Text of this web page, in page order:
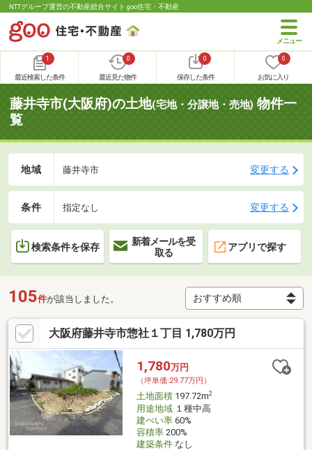
NTTグループ運営の不動産総合サイト goo住宅・不動産
1
最近検索した条件
0
最近見た物件
0
保存した条件
0
お気に入り
藤井寺市(大阪府)の土地(宅地・分譲地・売地) 物件一
覧
地域 藤井寺市 変更する
条件 指定なし 変更する
検索条件を保存
新着メールを受
取る
アプリで探す
105件が該当しました。
大阪府藤井寺市惣社１丁目 1,780万円
1,780万円
（坪単価:29.77万円）
土地面積197.72m2
用途地域１種中高
建ぺい率60%
容積率200%
建築条件なし